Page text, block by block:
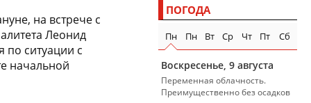
на встрече с
Леонид
ситуации с
начальной
ПОГОДА
Пн Пн Вт Ср Чт Пт Сб
Воскресенье, 9 августа
Переменная облачность.
Преимущественно без осадков